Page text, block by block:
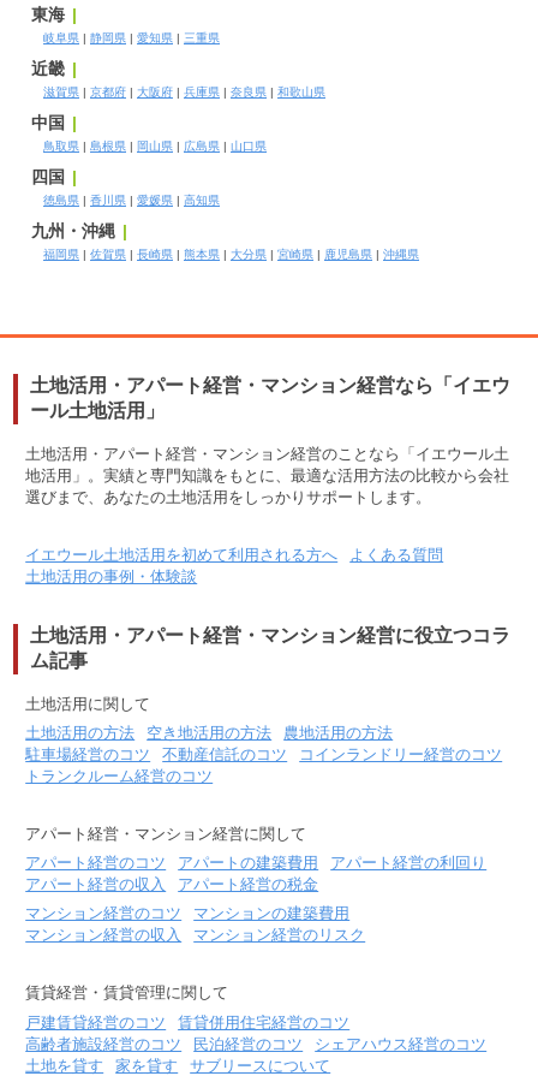
東海
岐阜県 静岡県 愛知県 三重県
近畿
滋賀県 京都府 大阪府 兵庫県 奈良県 和歌山県
中国
鳥取県 島根県 岡山県 広島県 山口県
四国
徳島県 香川県 愛媛県 高知県
九州・沖縄
福岡県 佐賀県 長崎県 熊本県 大分県 宮崎県 鹿児島県 沖縄県
土地活用・アパート経営・マンション経営なら「イエウ
ール土地活用」
土地活用・アパート経営・マンション経営のことなら「イエウール土
地活用」。実績と専門知識をもとに、最適な活用方法の比較から会社
選びまで、あなたの土地活用をしっかりサポートします。
イエウール土地活用を初めて利用される方へ
よくある質問
土地活用の事例・体験談
土地活用・アパート経営・マンション経営に役立つコラ
ム記事
土地活用に関して
土地活用の方法
空き地活用の方法
農地活用の方法
駐車場経営のコツ
不動産信託のコツ
コインランドリー経営のコツ
トランクルーム経営のコツ
アパート経営・マンション経営に関して
アパート経営のコツ
アパートの建築費用
アパート経営の利回り
アパート経営の収入
アパート経営の税金
マンション経営のコツ
マンションの建築費用
マンション経営の収入
マンション経営のリスク
賃貸経営・賃貸管理に関して
戸建賃貸経営のコツ
賃貸併用住宅経営のコツ
高齢者施設経営のコツ
民泊経営のコツ
シェアハウス経営のコツ
土地を貸す
家を貸す
サブリースについて